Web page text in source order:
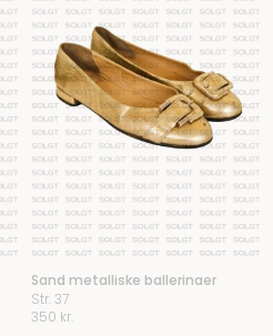
Sand metalliske ballerinaer
Str. 37
350 kr.